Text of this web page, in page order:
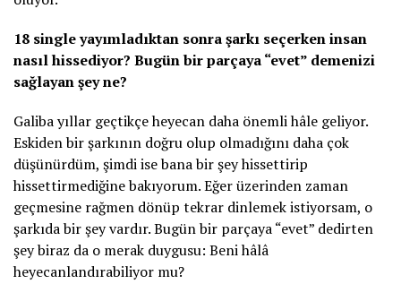
18 single yayımladıktan sonra şarkı seçerken insan
nasıl hissediyor? Bugün bir parçaya “evet” demenizi
sağlayan şey ne?
Galiba yıllar geçtikçe heyecan daha önemli hâle geliyor.
Eskiden bir şarkının doğru olup olmadığını daha çok
düşünürdüm, şimdi ise bana bir şey hissettirip
hissettirmediğine bakıyorum. Eğer üzerinden zaman
geçmesine rağmen dönüp tekrar dinlemek istiyorsam, o
şarkıda bir şey vardır. Bugün bir parçaya “evet” dedirten
şey biraz da o merak duygusu: Beni hâlâ
heyecanlandırabiliyor mu?